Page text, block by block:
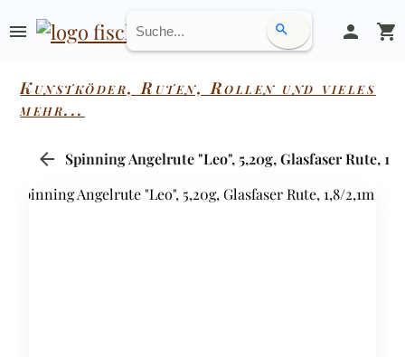
menu search person shopping_cart
Kunstköder, Ruten, Rollen und vieles
mehr...
arrow_back Spinning Angelrute "Leo", 5,20g, Glasfaser Rute,